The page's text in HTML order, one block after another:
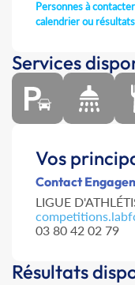
Personnes à
calendrier ou résultats
Services
Vos
Contact
LIGUE
03 80 42 02 79
Résultats